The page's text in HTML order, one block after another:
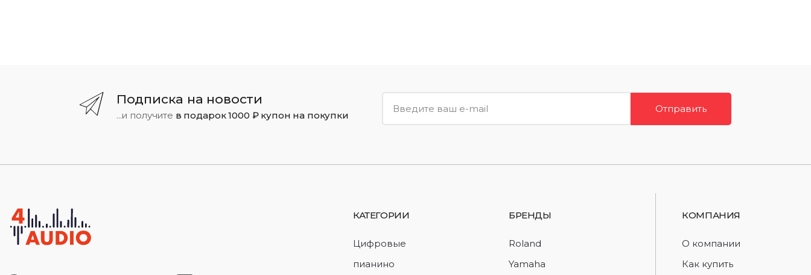
Подписка на новости
...и получите в подарок 1000 ₽ купон на покупки
Отправить
КАТЕГОРИИ
Цифровые
пианино
БРЕНДЫ
Roland
Yamaha
КОМПАНИЯ
О компании
Как купить